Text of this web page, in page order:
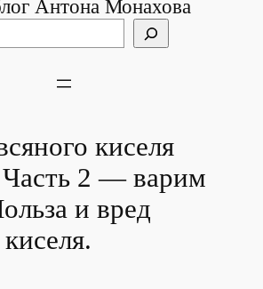
Антона Монахова
киселя
Часть 2 — варим
и вред